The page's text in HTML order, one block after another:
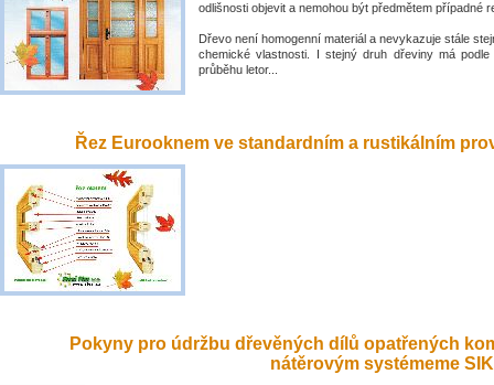
odlišnosti objevit a nemohou být předmětem případné
Dřevo není homogenní materiál a nevykazuje stále
chemické vlastnosti. I stejný druh dřeviny má
průběhu letor...
Řez Eurooknem ve standardním a rustikálním
Pokyny pro údržbu dřevěných dílů opatřených
nátěrovým systémeme